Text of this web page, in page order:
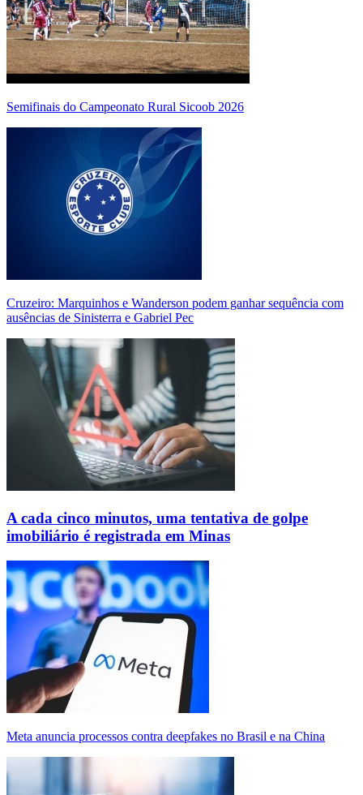
Semifinais do Campeonato Rural Sicoob 2026
Cruzeiro: Marquinhos e Wanderson podem ganhar sequência com
ausências de Sinisterra e Gabriel Pec
A cada cinco minutos, uma tentativa de golpe
imobiliário é registrada em Minas
Meta anuncia processos contra deepfakes no Brasil e na China